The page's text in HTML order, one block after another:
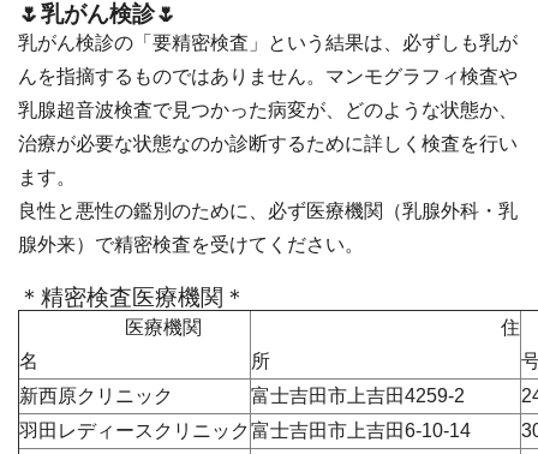
🌷乳がん検診🌷
乳がん検診の「要精密検査」という結果は、必ずしも乳が
んを指摘するものではありません。マンモグラフィ検査や
乳腺超音波検査で見つかった病変が、どのような状態か、
治療が必要な状態なのか診断するために詳しく検査を行い
ます。
良性と悪性の鑑別のために、必ず医療機関（乳腺外科・乳
腺外来）で精密検査を受けてください。
＊精密検査医療機関＊
医療機関
名
住
所
新西原クリニック
富士吉田市上吉田4259-2
羽田レディースクリニック 富士吉田市上吉田6-10-14